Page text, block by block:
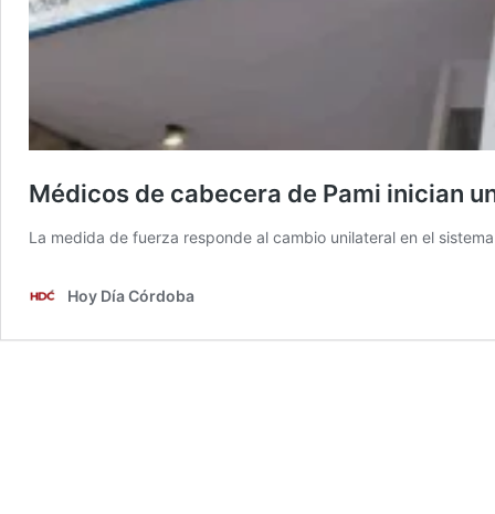
Médicos de cabecera de Pami inician
La medida de fuerza responde al cambio unilateral en el
Hoy Día Córdoba